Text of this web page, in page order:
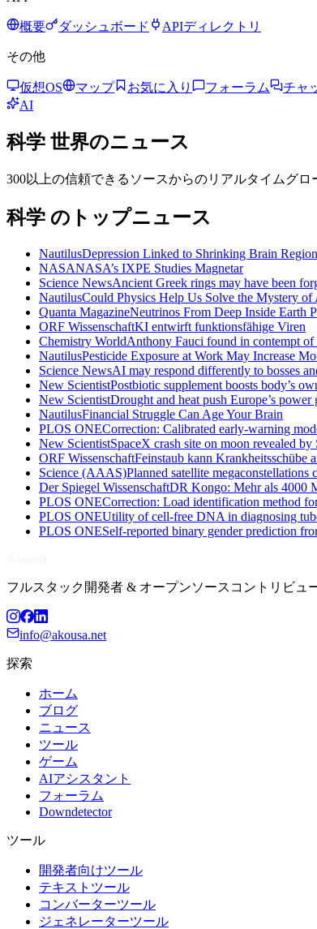
概要 ダッシュボード APIディレクトリ
その他
仮想OS マップ お気に入り フォーラム
チャ
AI
科学 世界のニュース
300以上の信頼できるソースからのリアルタイムグロ
科学 のトップニュース
NautilusDepression Linked to Shrinking Brain
NASANASA’s IXPE Studies Magnetar
Science NewsAncient Greek rings may have been
NautilusCould Physics Help Us Solve the Mystery of
Quanta MagazineNeutrinos From Deep Inside Earth
ORF WissenschaftKI entwirft funktionsfähige Viren
Chemistry WorldAnthony Fauci found in contempt of
NautilusPesticide Exposure at Work May Increase
Science NewsAI may respond differently to bosses
New ScientistPostbiotic supplement boosts body’s
New ScientistDrought and heat push Europe’s
NautilusFinancial Struggle Can Age Your Brain
PLOS ONECorrection: Calibrated early-warning
New ScientistSpaceX crash site on moon revealed
ORF WissenschaftFeinstaub kann Krankheitsschübe
Science (AAAS)Planned satellite megaconstellations
Der Spiegel WissenschaftDR Kongo: Mehr als 4000
PLOS ONECorrection: Load identification method
PLOS ONEUtility of cell-free DNA in diagnosing
PLOS ONESelf-reported binary gender prediction
フルスタック開発者 & オープンソースコントリビュ
info@akousa.net
探索
ホーム
ブログ
ニュース
ツール
ゲーム
AIアシスタント
フォーラム
Downdetector
ツール
開発者向けツール
テキストツール
コンバーターツール
ジェネレーターツール